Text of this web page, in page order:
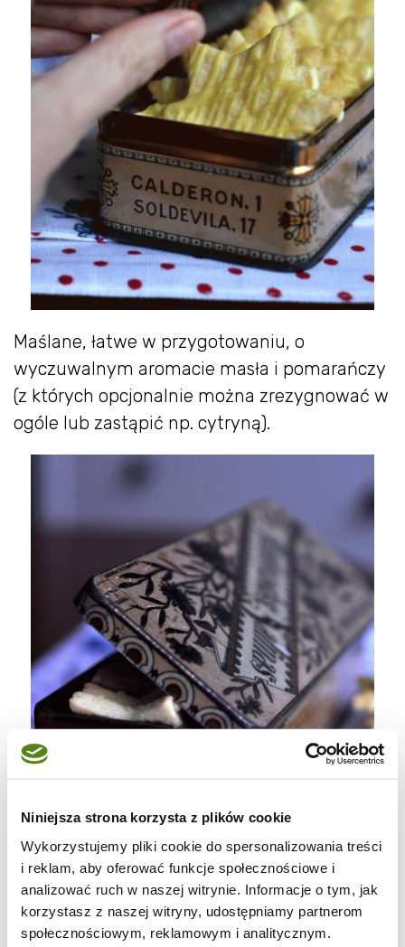
Niniejsza strona korzysta z plików cookie
Wykorzystujemy pliki cookie do spersonalizowania treści
i reklam, aby oferować funkcje społecznościowe i
analizować ruch w naszej witrynie. Informacje o tym, jak
korzystasz z naszej witryny, udostępniamy partnerom
społecznościowym, reklamowym i analitycznym.
Maślane, łatwe w przygotowaniu, o
wyczuwalnym aromacie masła i pomarańczy
(z których opcjonalnie można zrezygnować w
ogóle lub zastąpić np. cytryną).
Mnie uzależniły ;)